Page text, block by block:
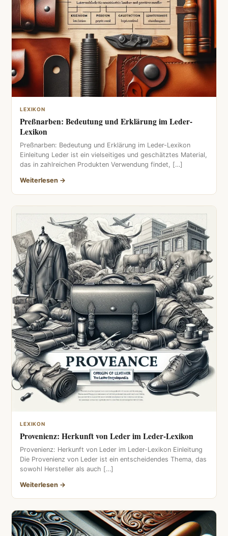
LEXIKON
Preßnarben: Bedeutung und Erklärung im Leder-
Lexikon
Preßnarben: Bedeutung und Erklärung im Leder-Lexikon
Einleitung Leder ist ein vielseitiges und geschätztes Material,
das in zahlreichen Produkten Verwendung findet, […]
Weiterlesen →
LEXIKON
Provenienz: Herkunft von Leder im Leder-Lexikon
Provenienz: Herkunft von Leder im Leder-Lexikon Einleitung
Die Provenienz von Leder ist ein entscheidendes Thema, das
sowohl Hersteller als auch […]
Weiterlesen →